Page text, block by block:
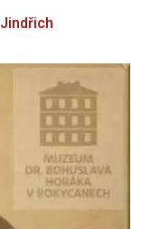
Jindřich